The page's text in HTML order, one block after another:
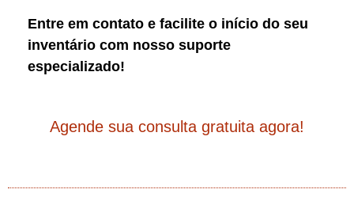
Entre em contato e facilite o início do seu
inventário com nosso suporte
especializado!
Agende sua consulta gratuita agora!